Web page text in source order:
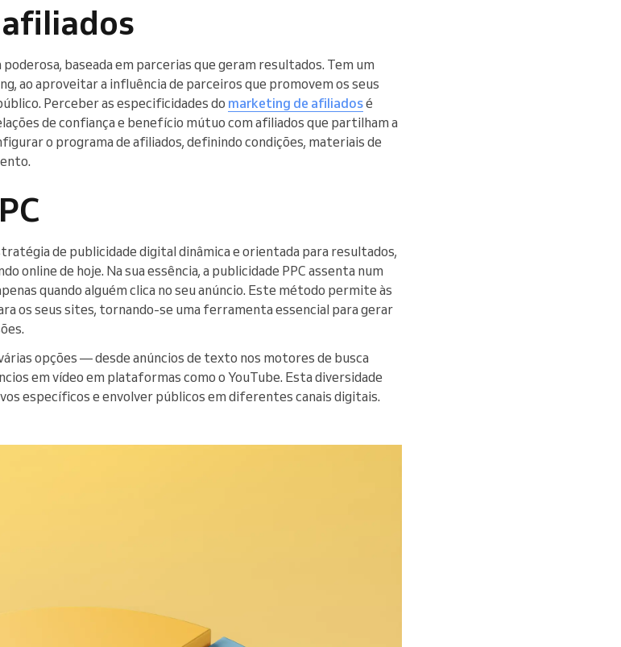
baseada em parcerias que geram resultados. Tem um
ao aproveitar a influência de parceiros que promovem os seus
Perceber as especificidades do marketing de afiliadosé
de confiança e benefício mútuo com afiliados que partilham a
o programa de afiliados, definindo condições, materiais de
de publicidade digital dinâmica e orientada para resultados,
online de hoje. Na sua essência, a publicidade PPC assenta num
quando alguém clica no seu anúncio. Este método permite às
os seus sites, tornando-se uma ferramenta essencial para gerar
opções — desde anúncios de texto nos motores de busca
em vídeo em plataformas como o YouTube. Esta diversidade
específicos e envolver públicos em diferentes canais digitais.